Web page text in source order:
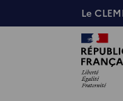
au
Le CLEMI
Images